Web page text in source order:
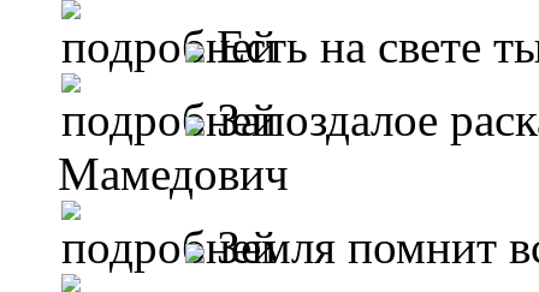
Есть на свете
Запоздалое
Мамедович
Земля помнит